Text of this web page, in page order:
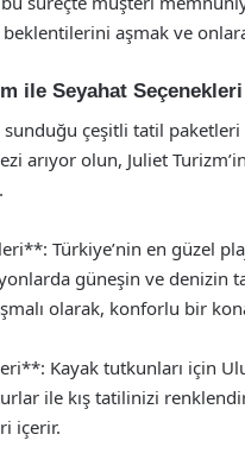
aşmak ve
ile Seyahat Seçenekleri
sunduğu çeşitli tatil
arıyor olun, Juliet
Türkiye’nin en güzel
güneşin ve denizin
olarak, konforlu bir
Kayak tutkunları için
ile kış tatilinizi
içerir.